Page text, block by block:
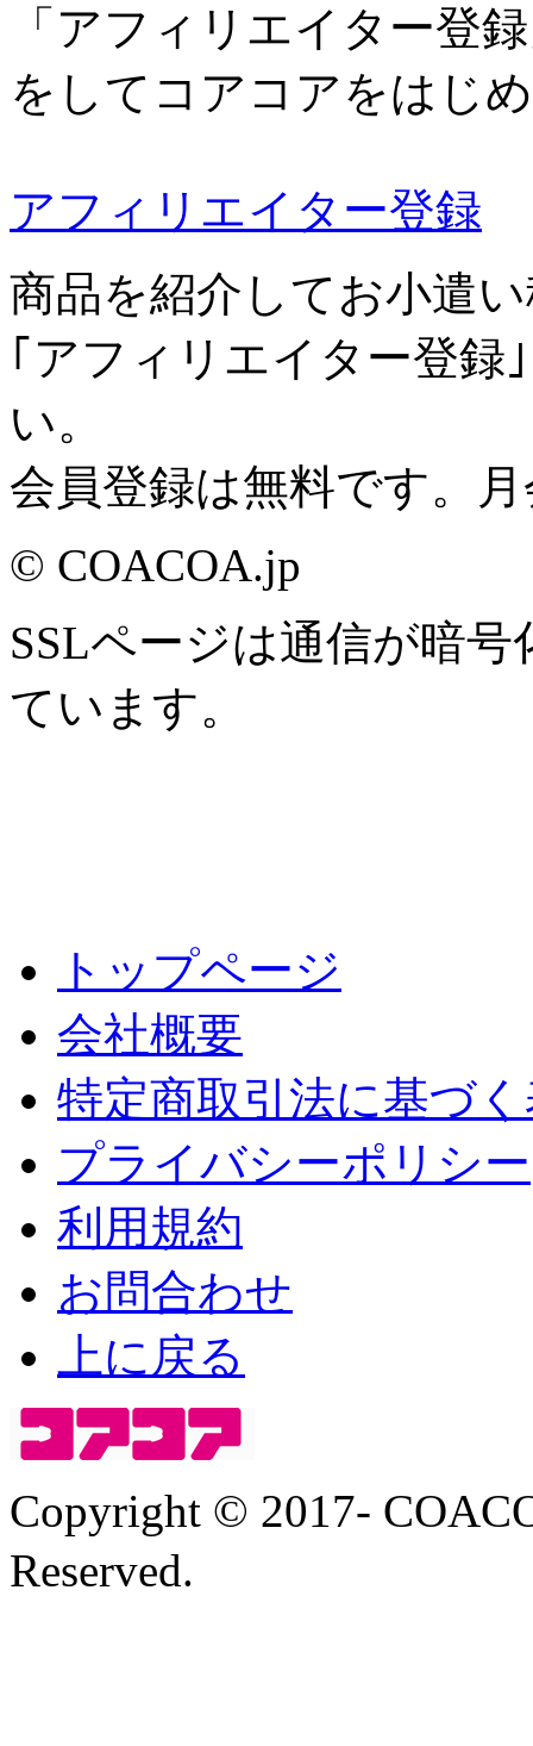
「アフィリエイター登
をしてコアコアをはじ
アフィリエイター登録
商品を紹介してお小遣
｢アフィリエイター登録
い。
会員登録は無料です。
© COACOA.jp
SSLページは通信が暗
ています。
トップページ
会社概要
特定商取引法に基づ
プライバシーポリシー
利用規約
お問合わせ
上に戻る
Copyright © 2017-
Reserved.